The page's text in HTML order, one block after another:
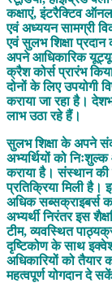
कक्षाएं, इंटरैक्टिव
एवं अध्ययन सामग्री
एवं सुलभ शिक्षा
अपने आधिकारिक
क्रैश कोर्स प्रारंभ
दोनों के लिए उपयोगी
कराया जा रहा है।
लाभ उठा रहे हैं।
सुलभ शिक्षा के अपने
अभ्यर्थियों को
कराया है। संस्थान की
प्रतिक्रिया मिली
अधिक सब्सक्राइबर्स
अभ्यर्थी निरंतर इस
टीम, व्यवस्थित
दृष्टिकोण के साथ
अधिकारियों को तैयार
महत्वपूर्ण योगदान दे